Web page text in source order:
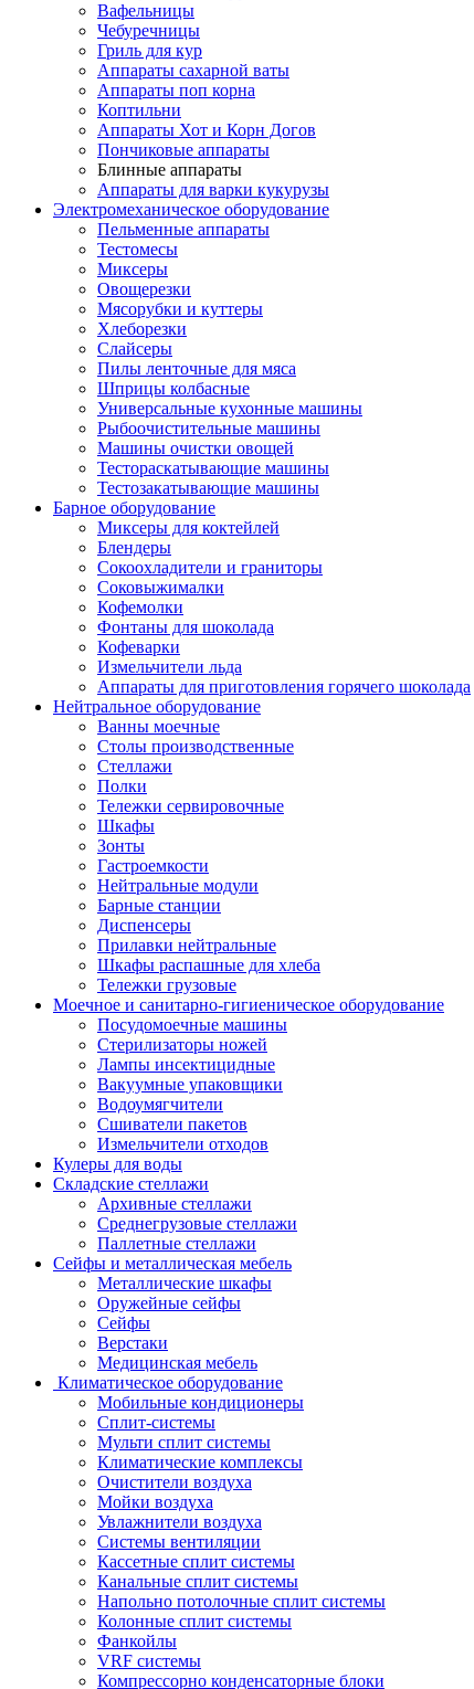
Вафельницы
Чебуречницы
Гриль для кур
Аппараты сахарной ваты
Аппараты поп корна
Коптильни
Аппараты Хот и Корн Догов
Пончиковые аппараты
Блинные аппараты
Аппараты для варки кукурузы
Электромеханическое оборудование
Пельменные аппараты
Тестомесы
Миксеры
Овощерезки
Мясорубки и куттеры
Хлеборезки
Слайсеры
Пилы ленточные для мяса
Шприцы колбасные
Универсальные кухонные машины
Рыбоочистительные машины
Машины очистки овощей
Тестораскатывающие машины
Тестозакатывающие машины
Барное оборудование
Миксеры для коктейлей
Блендеры
Сокоохладители и граниторы
Соковыжималки
Кофемолки
Фонтаны для шоколада
Кофеварки
Измельчители льда
Аппараты для приготовления горячего шоколада
Нейтральное оборудование
Ванны моечные
Столы производственные
Стеллажи
Полки
Тележки сервировочные
Шкафы
Зонты
Гастроемкости
Нейтральные модули
Барные станции
Диспенсеры
Прилавки нейтральные
Шкафы распашные для хлеба
Тележки грузовые
Моечное и санитарно-гигиеническое оборудование
Посудомоечные машины
Стерилизаторы ножей
Лампы инсектицидные
Вакуумные упаковщики
Водоумягчители
Сшиватели пакетов
Измельчители отходов
Кулеры для воды
Складские стеллажи
Архивные стеллажи
Среднегрузовые стеллажи
Паллетные стеллажи
Сейфы и металлическая мебель
Металлические шкафы
Оружейные сейфы
Сейфы
Верстаки
Медицинская мебель
Климатическое оборудование
Мобильные кондиционеры
Сплит-системы
Мульти сплит системы
Климатические комплексы
Очистители воздуха
Мойки воздуха
Увлажнители воздуха
Системы вентиляции
Кассетные сплит системы
Канальные сплит системы
Напольно потолочные сплит системы
Колонные сплит системы
Фанкойлы
VRF системы
Компрессорно конденсаторные блоки